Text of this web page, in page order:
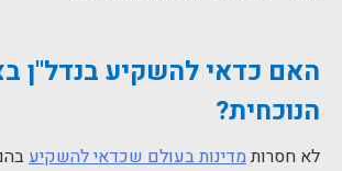
האם כדאי להשקיע בנדל"ן
הנוכחית?
לא חסרותמדינות בעולם שכדאי להשקיע